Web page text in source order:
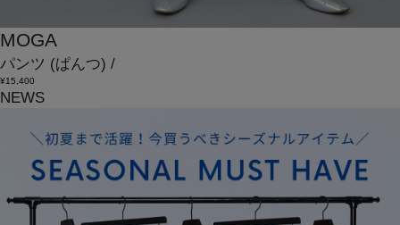
MOGA
パンツ (ぱんつ) /
¥15,400
NEWS